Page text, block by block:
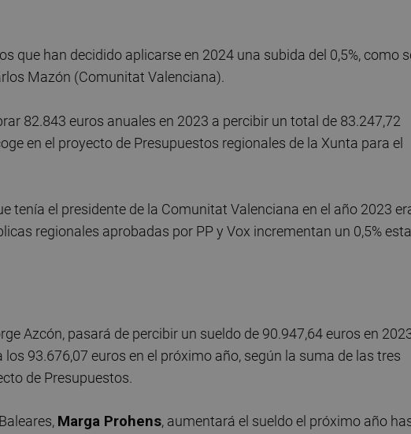
que han decidido aplicarse en 2024 una subida del 0,5%, como
Mazón (Comunitat Valenciana).
82.843 euros anuales en 2023 a percibir un total de 83.247,72
en el proyecto de Presupuestos regionales de la Xunta para el
tenía el presidente de la Comunitat Valenciana en el año 2023
regionales aprobadas por PP y Vox incrementan un 0,5% esta
Azcón, pasará de percibir un sueldo de 90.947,64 euros en
93.676,07 euros en el próximo año, según la suma de las tres
de Presupuestos.
Marga Prohens, aumentará el sueldo el próximo año